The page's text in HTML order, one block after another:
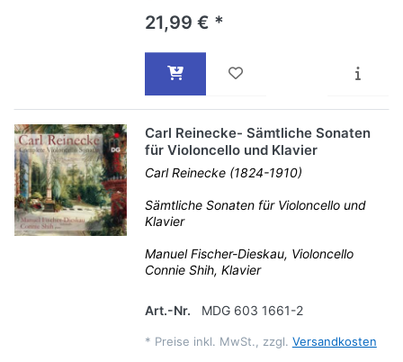
21,99 € *
Carl Reinecke- Sämtliche Sonaten
für Violoncello und Klavier
Carl Reinecke (1824-1910)
Sämtliche Sonaten für Violoncello und
Klavier
Manuel Fischer-Dieskau, Violoncello
Connie Shih, Klavier
Art.-Nr. MDG 603 1661-2
* Preise inkl. MwSt., zzgl. Versandkosten